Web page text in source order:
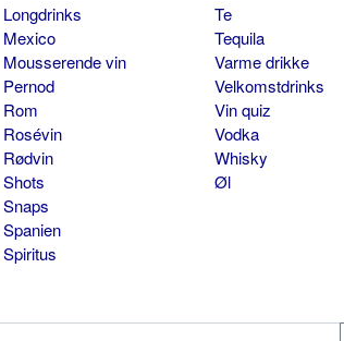
Longdrinks
Mexico
Mousserende vin
Pernod
Rom
Rosévin
Rødvin
Shots
Snaps
Spanien
Spiritus
Te
Tequila
Varme drikke
Velkomstdrinks
Vin quiz
Vodka
Whisky
Øl